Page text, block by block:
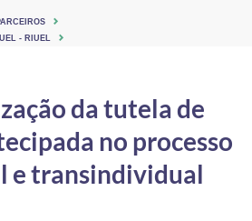
dos Direitos Humanos
- RIUEL
da tutela de
no processo
e transindividual